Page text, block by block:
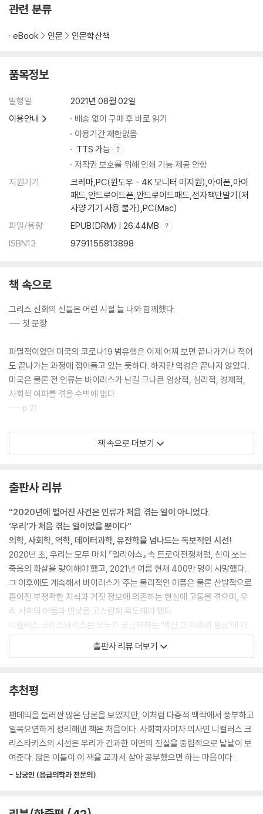
관련 분류
eBook 인문 인문학산책
품목정보
발행일
2021년 08월 02일
이용안내
배송 없이 구매 후 바로 읽기
이용기간 제한없음
TTS 가능
저작권 보호를 위해 인쇄 기능 제공 안함
지원기기
크레마,PC(윈도우 - 4K 모니터 미지원),아이폰,아이
패드,안드로이드폰,안드로이드패드,전자책단말기(저
사양 기기 사용 불가),PC(Mac)
파일/용량
EPUB(DRM) | 26.44MB
ISBN13
9791155813898
책 속으로
그리스 신화의 신들은 어린 시절 늘 나와 함께했다.
--- 첫 문장
파멸적이었던 미국의 코로나19 범유행은 이제 어찌 보면 끝나가거나 적어
도 끝나가는 과정에 접어들고 있는 듯하다. 하지만 역경은 끝나지 않았다.
미국은 물론 전 인류는 바이러스가 남길 크나큰 임상적, 심리적, 경제적,
사회적 여파를 겪을 수밖에 없다.
--- p.21
인류는 이 바이러스와의 타협점을 찾아야만 한다. 그러나 그 전까지 많은
이들의 희생이 불가피하다. 새로운 병원체는 이미 인간 세상에 자리 잡았
유행병은 대개 인간이 가진 속성 중에서도 가장 근본적이면서 가장 진화된
면들을 파고든다. 인간은 집단을 이루어 서로 어울려 살게끔 진화한 동물
이다. 신체를 접촉하며 애정과 친밀감을 나누고, 죽은 자를 땅에 묻고 애도
하는 동물이다. 우리가 만약 각자 홀로 은둔 생활을 했더라면 전염병에 희
생되는 일은 없었을 것이다. 전염병을 퍼뜨려 우리의 목숨을 앗아가는 병
원체는 우리를 인간이게 하는 바로 그 이유 때문에 퍼지는 경우가 많다.
--- p.130
바이러스 자체가 초래한 상처로, 또 바이러스에 대한 우리의 대응이 초래
한 상처로 우리는 수없이 절망을 겪어야 했다. 그렇게 이중으로 가해진 생
물적·사회적 충격에 더해, 우리는 우리 앞에 과연 어떤 험로가 놓여 있는지
알 수 없는 불확실성을 마주해야 했다.
부의 역할 자체가 커질 것으로 보인다. 그런 추세는 범유행 진행기부터 시
작해 포스트 범유행기까지 이어질 수 있다. 범유행이 심해질수록 사람들은
자신과 타인에게, 그리고 국가에 더 많은 것을 바라기 마련이다.
--- pp.411-412
책 속으로 더보기
출판사 리뷰
“2020년에 벌어진 사건은 인류가 처음 겪는 일이 아니었다.
‘우리’가 처음 겪는 일이었을 뿐이다”
의학, 사회학, 역학, 데이터과학, 유전학을 넘나드는 독보적인 시선!
2020년 초, 우리는 모두 마치 『일리아스』 속 트로이전쟁처럼, 신이 쏘는
죽음의 화살을 맞이해야 했고, 2021년 여름 현재 400만 명이 사망했다.
그 이후에도 계속해서 바이러스가 주는 물리적인 아픔은 물론 산발적으로
흩어진 부정확한 지식과 거짓 정보에 의존하는 현실에 고통을 겪으며, 우
리 사회의 어둠과 민낯을 고스란히 목도해야 했다.
니컬러스 크리스타키스는 모두가 궁금해하는 ‘백신 그 이후의 일상’에 대
해 명확한 팩트 체크와 예측을 선보이는 한편, 2020년부터 현재까지 우리
가 지나온 상황을 생물학적?사회적으로 깊숙하게 조망하고, 인류가 과거
는 그는 그만이 볼 수 있는 아주 포괄적인 시선으로 팬데믹을 진단한다. 코
로나19의 역학적 특성을 들어 이전의 신종바이러스와는 다르게 범지구적
인 재앙을 겪을 수밖에 없었던 이유를 분석하고, 유전학 기술을 통해 확산
의 과정을 파악해나간다. 또한 데이터과학의 측면에서 각 나라에서 시행했
던 비약물적 개입이 유행병 확산을 제지하는 데 어떤 영향을 끼쳤는지 알
이처럼 전염병의 인과관계를 하나하나 정교하고 치밀하게 분석하는 일은
계적 쇼크 상황을 정돈된 언어로 우리 앞에 펼쳐 보이며 우리 사회와 구성
출판사 리뷰 더보기
추천평
팬데믹을 둘러싼 많은 담론을 보았지만, 이처럼 다층적 맥락에서 풍부하고
일목요연하게 정리해낸 책은 처음이다. 사회학자이자 의사인 니컬러스 크
리스타키스의 시선은 우리가 간과한 이면의 진실을 중립적으로 낱낱이 보
여준다. 많은 이들이 이 책을 교과서 삼아 공부했으면 하는 마음이다 .
- 남궁인 (응급의학과 전문의)